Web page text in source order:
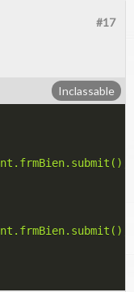
#17
Inclassable